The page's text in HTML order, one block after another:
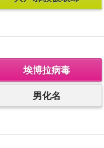
埃博拉病毒
男化名